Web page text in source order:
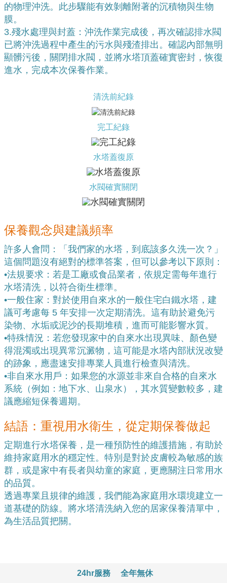
的物理沖洗。此步驟能有效剝離附著的沉積物與生物
膜。
3.殘水處理與封蓋：沖洗作業完成後，再次確認排水閥
已將沖洗過程中產生的污水與殘渣排出。確認內部無明
顯髒污後，關閉排水閥，並將水塔頂蓋確實密封，恢復
進水，完成本次保養作業。
清洗前紀錄
完工紀錄
水塔蓋復原
水閥確實關閉
保養觀念與建議頻率
許多人會問：「我們家的水塔，到底該多久洗一次？」
這個問題沒有絕對的標準答案，但可以參考以下原則：
•法規要求：若是工廠或食品業者，依規定需每年進行
水塔清洗，以符合衛生標準。
•一般住家：對於使用自來水的一般住宅白鐵水塔，建
議可考慮每 5 年安排一次定期清洗。這有助於避免污
染物、水垢或泥沙的長期堆積，進而可能影響水質。
•特殊情況：若您發現家中的自來水出現異味、顏色變
得混濁或出現異常沉澱物，這可能是水塔內部狀況改變
的跡象，應盡速安排專業人員進行檢查與清洗。
•非自來水用戶：如果您的水源並非來自合格的自來水
系統（例如：地下水、山泉水），其水質變數較多，建
議應縮短保養週期。
結語：重視用水衛生，從定期保養做起
定期進行水塔保養，是一種預防性的維護措施，有助於
維持家庭用水的穩定性。特別是對於皮膚較為敏感的族
群，或是家中有長者與幼童的家庭，更應關注日常用水
的品質。
透過專業且規律的維護，我們能為家庭用水環境建立一
道基礎的防線。將水塔清洗納入您的居家保養清單中，
為生活品質把關。
24hr服務 全年無休